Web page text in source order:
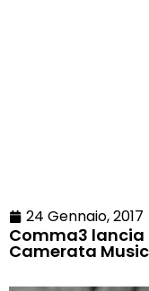
24 Gennaio, 2017
Comma3 lancia
Camerata